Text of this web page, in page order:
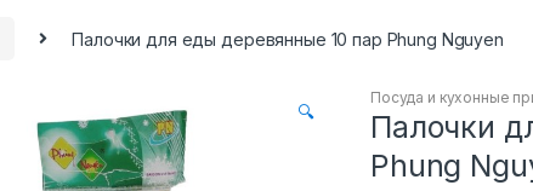
Палочки для еды деревянные 10 пар Phung Nguyen
🔍
Посуда и кухонные
Палочки
Phung